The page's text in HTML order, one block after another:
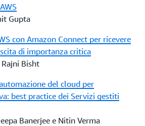
Gupta
con Amazon Connect per ricevere
di importanza critica
Bisht
del cloud per
best practice dei Servizi gestiti
Banerjee e Nitin Verma